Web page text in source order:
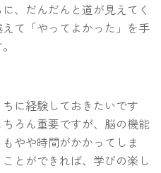
、だんだんと道が見えてく
て「やってよかった」を手
に経験しておきたいです
ろん重要ですが、脳の機能
やや時間がかかってしま
とができれば、学びの楽し